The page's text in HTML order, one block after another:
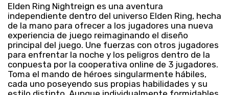
Elden Ring Nightreign es una aventura
independiente dentro del universo Elden Ring, hecha
de la mano para ofrecer a los jugadores una nueva
experiencia de juego reimaginando el diseño
principal del juego. Une fuerzas con otros jugadores
para enfrentar la noche y los peligros dentro de la
conpuesta por la cooperativa online de 3 jugadores.
Toma el mando de héroes singularmente hábiles,
cada uno poseyendo sus propias habilidades y su